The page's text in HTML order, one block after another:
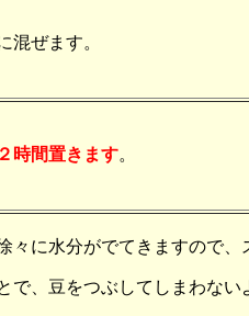
ぜます。
時間置きます。
に水分がでてきますので、
、豆をつぶしてしまわない